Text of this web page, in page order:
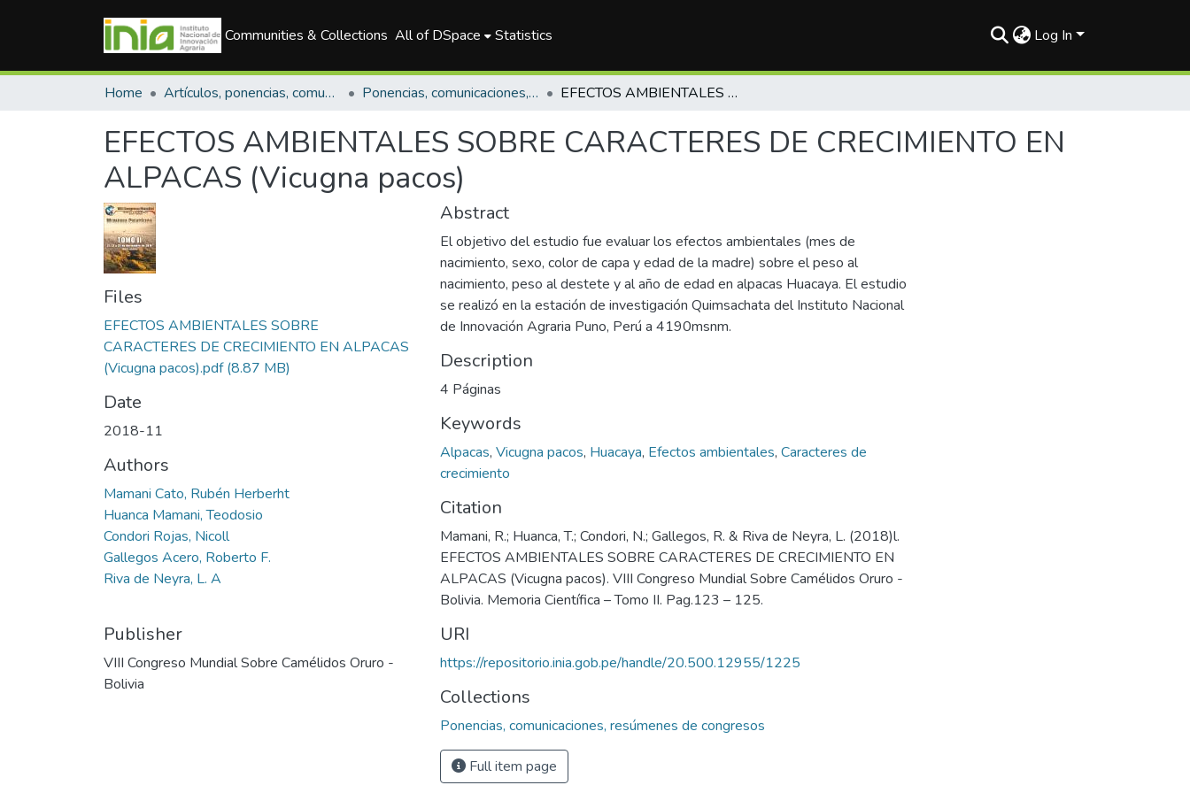
Communities & Collections All of DSpace Statistics Log In
Home Artículos, ponencias, comunicaciones en congresos Ponencias, comunicaciones, resúmenes de congresos EFECTOS AMBIENTALES SOBRE CARACTERES DE CRECIMIENTO EN ALPACAS (Vicugna pacos)
EFECTOS AMBIENTALES SOBRE CARACTERES DE CRECIMIENTO EN
ALPACAS (Vicugna pacos)
Files
EFECTOS AMBIENTALES SOBRE
CARACTERES DE CRECIMIENTO EN ALPACAS
(Vicugna pacos).pdf(8.87 MB)
Date
2018-11
Authors
Mamani Cato, Rubén Herberht
Huanca Mamani, Teodosio
Condori Rojas, Nicoll
Gallegos Acero, Roberto F.
Riva de Neyra, L. A
Publisher
VIII Congreso Mundial Sobre Camélidos Oruro -
Bolivia
Abstract
El objetivo del estudio fue evaluar los efectos ambientales (mes de
nacimiento, sexo, color de capa y edad de la madre) sobre el peso al
nacimiento, peso al destete y al año de edad en alpacas Huacaya. El estudio
se realizó en la estación de investigación Quimsachata del Instituto Nacional
de Innovación Agraria Puno, Perú a 4190msnm.
Description
4 Páginas
Keywords
Alpacas, Vicugna pacos, Huacaya, Efectos ambientales, Caracteres de
crecimiento
Citation
Mamani, R.; Huanca, T.; Condori, N.; Gallegos, R. & Riva de Neyra, L. (2018)l.
EFECTOS AMBIENTALES SOBRE CARACTERES DE CRECIMIENTO EN
ALPACAS (Vicugna pacos). VIII Congreso Mundial Sobre Camélidos Oruro -
Bolivia. Memoria Científica – Tomo II. Pag.123 – 125.
URI
https://repositorio.inia.gob.pe/handle/20.500.12955/1225
Collections
Ponencias, comunicaciones, resúmenes de congresos
Full item page